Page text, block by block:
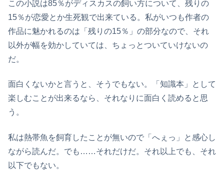
この小説は85％がディスカスの飼い方について、残りの
15％が恋愛とか生死観で出来ている。私がいつも作者の
作品に魅かれるのは「残りの15％」の部分なので、それ
以外が幅を効かしていては、ちょっとついていけないの
だ。
面白くないかと言うと、そうでもない。「知識本」として
楽しむことが出来るなら、それなりに面白く読めると思
う。
私は熱帯魚を飼育したことが無いので「へぇっ」と感心し
ながら読んだ。でも……それだけだ。それ以上でも、それ
以下でもない。